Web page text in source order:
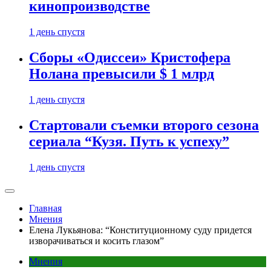
кинопроизводстве
1 день спустя
Сборы «Одиссеи» Кристофера
Нолана превысили $ 1 млрд
1 день спустя
Стартовали съемки второго сезона
сериала “Кузя. Путь к успеху”
1 день спустя
Главная
Мнения
Елена Лукьянова: “Конституционному суду придется
изворачиваться и косить глазом”
Мнения